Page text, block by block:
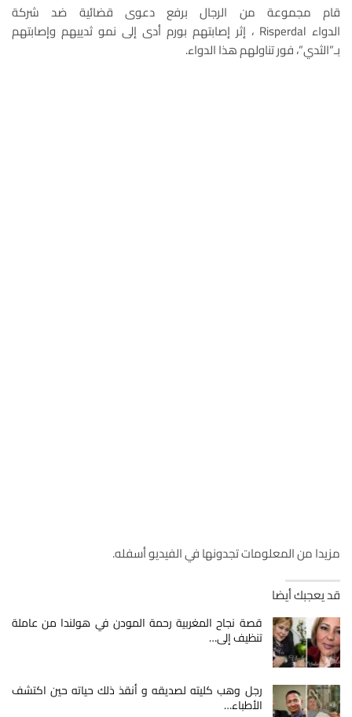
قام مجموعة من الرجال برفع دعوى قضائية ضد شركة
الدواء Risperdal ، إثر إصابتهم بورم أدى إلى نمو ثدييهم وإصابتهم
بـ”الثدي”، فور تناولهم هذا الدواء.
مزيدا من المعلومات تجدونها في الفيديو أسفله.
قد يعجبك أيضا
قصة نجاح المغربية رحمة المودن في هولندا من عاملة
تنظيف إلى…
رجل وهب كليته لصديقه و أنقذ ذلك حياته حين اكتشف
الأطباء…